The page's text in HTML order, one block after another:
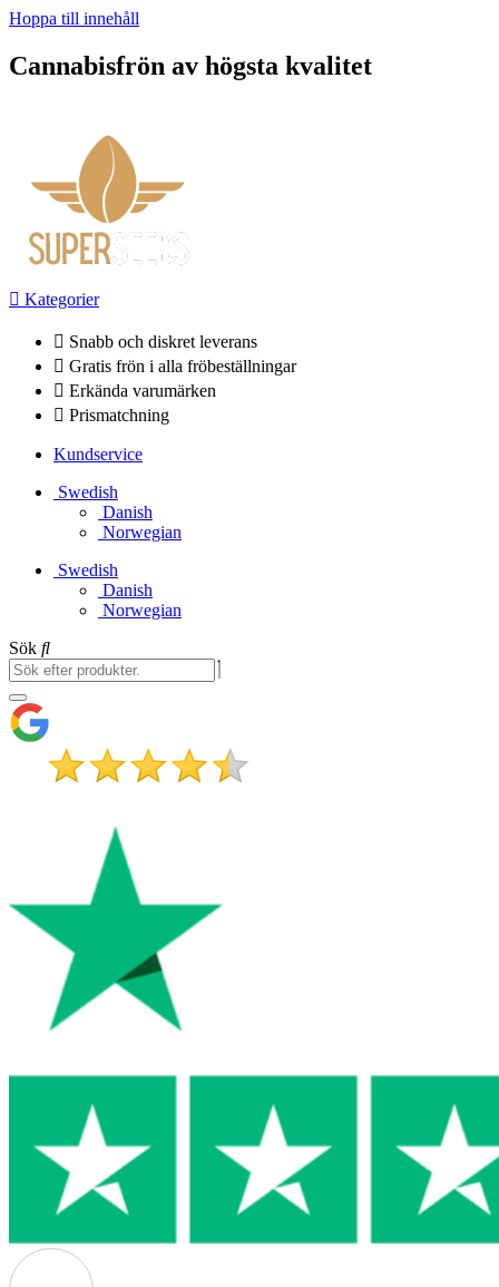
Hoppa till innehåll
Cannabisfrön av högsta kvalitet
Kategorier
Snabb och diskret leverans
Gratis frön i alla fröbeställningar
Erkända varumärken
Prismatchning
Kundservice
Swedish
Danish
Norwegian
Swedish
Danish
Norwegian
Sök